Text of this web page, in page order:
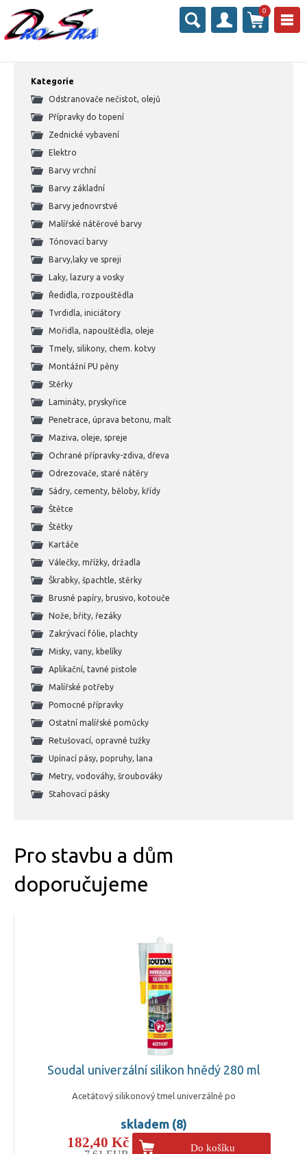
0
Kategorie
Odstranovače nečistot, olejů
Přípravky do topení
Zednické vybavení
Elektro
Barvy vrchní
Barvy základní
Barvy jednovrstvé
Malířské nátěrové barvy
Tónovací barvy
Barvy,laky ve spreji
Laky, lazury a vosky
Ředidla, rozpouštědla
Tvrdidla, iniciátory
Mořidla, napouštědla, oleje
Tmely, silikony, chem. kotvy
Montážní PU pěny
Stěrky
Lamináty, pryskyřice
Penetrace, úprava betonu, malt
Maziva, oleje, spreje
Ochrané přípravky-zdiva, dřeva
Odrezovače, staré nátěry
Sádry, cementy, běloby, křídy
Štětce
Štětky
Kartáče
Válečky, mřížky, držadla
Škrabky, špachtle, stěrky
Brusné papíry, brusivo, kotouče
Nože, břity, řezáky
Zakrývací fólie, plachty
Misky, vany, kbelíky
Aplikační, tavné pistole
Malířské potřeby
Pomocné přípravky
Ostatní malířské pomůcky
Retušovací, opravné tužky
Upínací pásy, popruhy, lana
Metry, vodováhy, šroubováky
Stahovací pásky
Pro stavbu a dům
doporučujeme
Soudal univerzální silikon hnědý 280 ml
Acetátový silikonový tmel univerzálně po
skladem (8)
182,40 Kč Do košíku